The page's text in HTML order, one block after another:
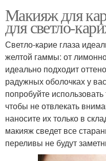
Макияж для
для светло-
Светло-карие глаза
желтой гаммы: от
идеально подходит
радужных оболочках у
попробуйте
чтобы не отвлекать
наносите их только в
макияж сведет все
переливы не будут